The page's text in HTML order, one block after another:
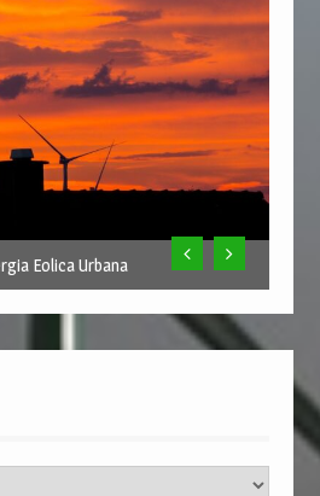
Eolica Urbana